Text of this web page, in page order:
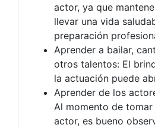
actor, ya que
llevar una vida
preparación
Aprender a bailar,
otros talentos: El
la actuación puede
Aprender de los
Al momento de
actor, es bueno